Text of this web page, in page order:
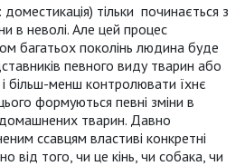
тільки починається з
в неволі. Але цей процес
багатьох поколінь людина буде
певного виду тварин або
більш-менш контролювати їхнє
формуються певні зміни в
тварин. Давно
ссавцям властиві конкретні
від того, чи це кінь, чи собака, чи